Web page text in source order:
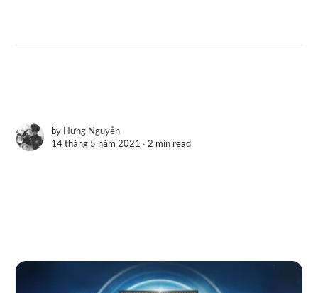
by Hưng Nguyễn
14 tháng 5 năm 2021 ∙ 2 min read